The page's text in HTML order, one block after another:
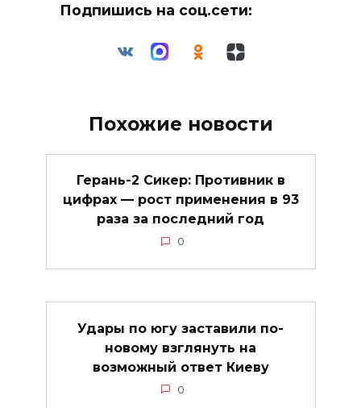
Подпишись на соц.сети:
Похожие новости
Герань-2 Сикер: Противник в
цифрах — рост применения в 93
раза за последний год
0
Удары по югу заставили по-
новому взглянуть на
возможный ответ Киеву
0